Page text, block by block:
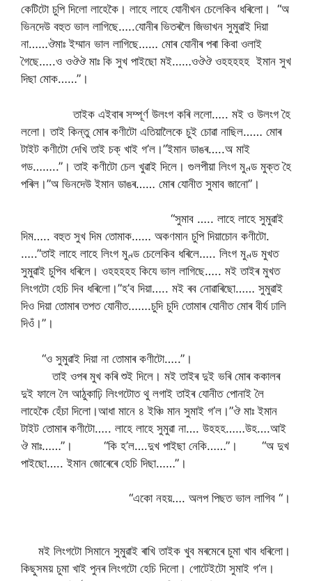
কেটিটো চুপি দিলো লাহেকৈ। লাহে লাহে যোনীখন চেলেকিব ধৰিলো। “অ
ভিনদেউ বহুত ভাল লাগিছে…..যোনীৰ‌ ভিতৰলৈ জিভাখন সুমুৱাই দিয়া
না……ঔমাঃ ইম্মান ভাল লাগিছে…… মোৰ যোনীৰ পৰা কিবা ওলাই
গৈছে…..ও ওঔঔ মাঃ কি সুখ পাইছো মই……ওঔঔ ওহহহহহ ইমান‌ সুখ
দিছা মোক……”।
তাইক এইবাৰ সম্পূৰ্ণ উলংগ কৰি ললো….. মই ও উলংগ হৈ
ললো। তাই কিন্তু মোৰ কণীটো এতিয়ালৈকে চুই চোৱা নাছিল…… মোৰ
টাইট কণীটো‌ দেখি তাই চক্ খাই গ’ল।”ইমান‌ ডাঙৰ…..অ মাই
গড……..”। তাই কণীটো চেল খুৱাই দিলে। গুলপীয়া লিংগ মুণ্ড মুক্ত হৈ
পৰিল।”অ ভিনদেউ ইমান ডাঙৰ…… মোৰ যোনীত সুমাব জানো”।
“সুমাব ….. লাহে লাহে সুমুৱাই
দিম….. বহুত সুখ দিম তোমাক…… অকণমান চুপি দিয়াচোন কণীটো.
…..”তাই লাহে লাহে লিংগ মুণ্ড চেলেকিব ধৰিলে….. লিংগ মুণ্ড মুখত
সুমুৱাই চুপিব ধৰিলে। ওহহহহহ কিযে ভাল লাগিছে….. মই তাইৰ মুখত
লিংগটো হেচি দিব ধৰিলো।”হ’ব দিয়া….. মই ৰব নোৱাৰিছো…… সুমুৱাই
দিও দিয়া তোমাৰ তপত যোনীত…….চুদি চুদি তোমাৰ যোনীত মোৰ বীৰ্য ঢালি
দিওঁ।”।
“ও সুমুৱাই দিয়া না তোমাৰ কণীটো…..”।
তাই ওপৰ মুখ কৰি শুই দিলে। মই তাইৰ দুই ভৰি মোৰ ককালৰ
দুই ফালে লৈ আঠুকাঢ়ি লিংগটোত থু লগাই তাইৰ যোনীত পোনাই লৈ
লাহেকৈ হেঁচা দিলো।আধা মানে ৪ ইঞ্চি মান সুমাই গ’ল।”ঔ মাঃ ইমান
টাইট তোমাৰ কণীটো….. লাহে লাহে সুমুৱা না…. উহহহ……উহ….আই
ঔ মাঃ……”। “কি হ’ল….দুখ পাইছা নেকি……”। “অ দুখ
পাইছো….. ইমান জোৰেৰে হেচি দিছা……”।
“একো নহয়…. অলপ পিছত ভাল লাগিব “।
মই লিংগটো সিমানে সুমুৱাই ৰাখি তাইক খুব মৰমেৰে চুমা খাব ধৰিলো।
কিছুসময় চুমা খাই পুনৰ লিংগটো হেচি দিলো। গোটেইটো সুমাই গ’ল।